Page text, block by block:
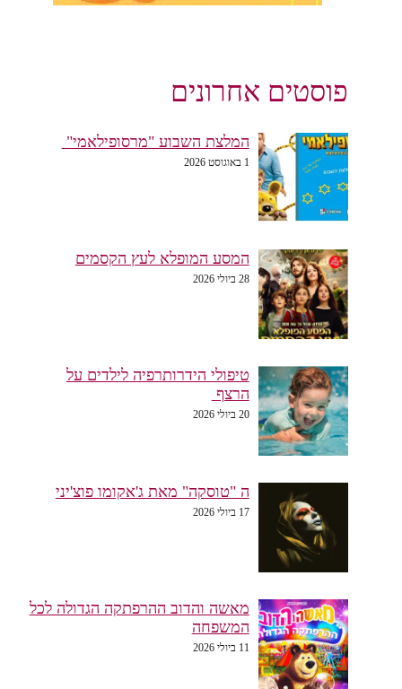
פוסטים אחרונים
המלצת השבוע "מרסופילאמי"
1 באוגוסט 2026
המסע המופלא לעץ הקסמים
28 ביולי 2026
טיפולי הידרותרפיה לילדים על
הרצף
20 ביולי 2026
ה "טוסקה" מאת ג'אקומו פוצ'יני
17 ביולי 2026
מאשה והדוב ההרפתקה הגדולה לכל
המשפחה
11 ביולי 2026